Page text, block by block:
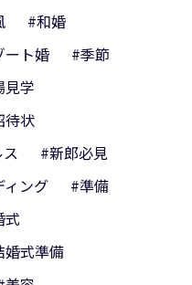
#和婚
ート婚
#季節
見学
待状
#新郎必見
ィング
#準備
式
婚式準備